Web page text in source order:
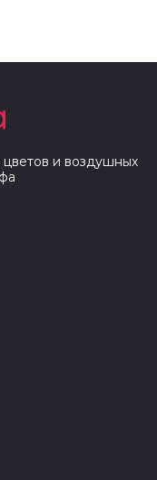
и воздушных